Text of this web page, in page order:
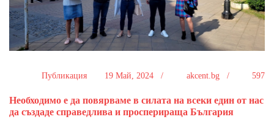
Публикация 19 Май, 2024 / akcent.bg / 597
Необходимо е да повярваме в силата на всеки един от нас
да създаде справедлива и просперираща България